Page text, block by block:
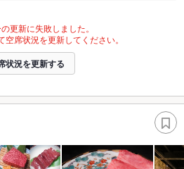
更新に失敗しました。
席状況を更新してください。
状況を更新する